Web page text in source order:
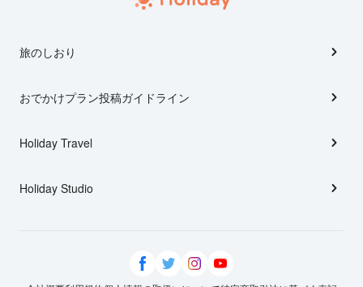
旅のしおり
おでかけプラン投稿ガイドライン
Holiday Travel
Holiday Studio